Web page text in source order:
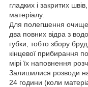
гладких і закритих
матеріалу.
Для полегшення
два повних відра з
губки, тобто збору
кінцевої прибирання
мірі їх наповнення
Залишилися розводи
24 години (коли